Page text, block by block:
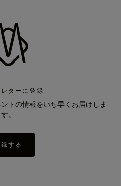
ターに登録
トの情報をいち早くお届けしま
す。
する